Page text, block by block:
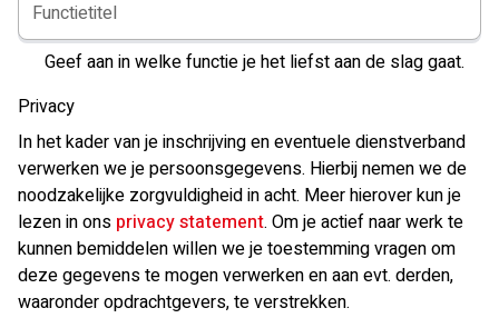
Geef aan in welke functie je het liefst aan de slag gaat.
Privacy
In het kader van je inschrijving en eventuele dienstverband
verwerken we je persoonsgegevens. Hierbij nemen we de
noodzakelijke zorgvuldigheid in acht. Meer hierover kun je
lezen in ons privacy statement. Om je actief naar werk te
kunnen bemiddelen willen we je toestemming vragen om
deze gegevens te mogen verwerken en aan evt. derden,
waaronder opdrachtgevers, te verstrekken.